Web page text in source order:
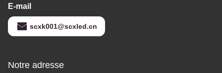
E-mail
scxk001@scxled.cn
Notre adresse